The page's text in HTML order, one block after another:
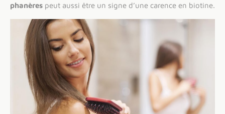
phanères peut aussi être un signe d’une carence en biotine.